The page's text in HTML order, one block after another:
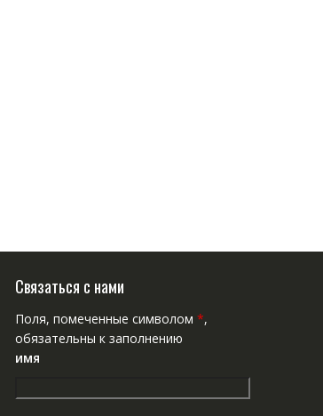
Связаться с нами
Поля, помеченные символом *,
обязательны к заполнению
имя